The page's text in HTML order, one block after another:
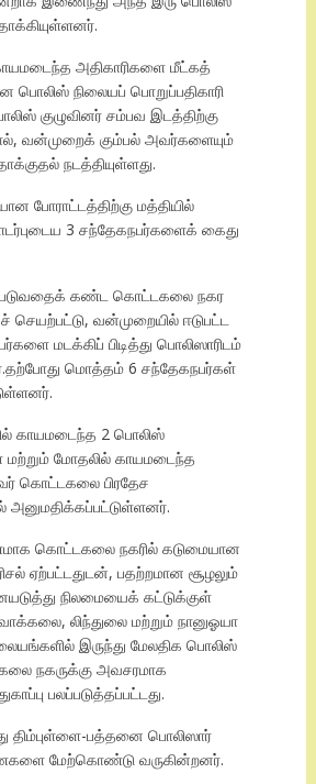
அதிகாரிகளை மீட்கத்
பொலிஸ் நிலையப் பொறுப்பதிகாரி
குழுவினர் சம்பவ இடத்திற்கு
வன்முறைக் கும்பல் அவர்களையும்
நடத்தியுள்ளது.
போராட்டத்திற்கு மத்தியில்
3 சந்தேகநபர்களைக் கைது
கண்ட கொட்டகலை நகர
செயற்பட்டு, வன்முறையில் ஈடுபட்ட
மடக்கிப் பிடித்து பொலிஸாரிடம்
மொத்தம் 6 சந்தேகநபர்கள்
காயமடைந்த 2 பொலிஸ்
மோதலில் காயமடைந்த
கொட்டகலை பிரதேச
அனுமதிக்கப்பட்டுள்ளனர்.
கொட்டகலை நகரில் கடுமையான
ஏற்பட்டதுடன், பதற்றமான சூழலும்
நிலமையைக் கட்டுக்குள்
லிந்துலை மற்றும் நானுஓயா
இருந்து மேலதிக பொலிஸ்
நகருக்கு அவசரமாக
பலப்படுத்தப்பட்டது.
திம்புள்ளை-பத்தனை பொலிஸார்
மேற்கொண்டு வருகின்றனர்.